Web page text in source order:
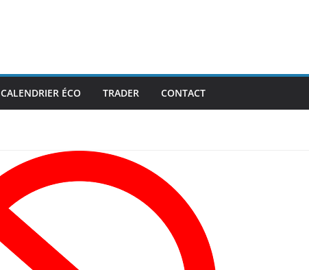
CALENDRIER ÉCO TRADER CONTACT